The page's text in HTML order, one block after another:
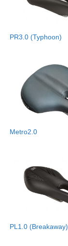
PR3.0 (Typhoon)
Metro2.0
PL1.0 (Breakaway)